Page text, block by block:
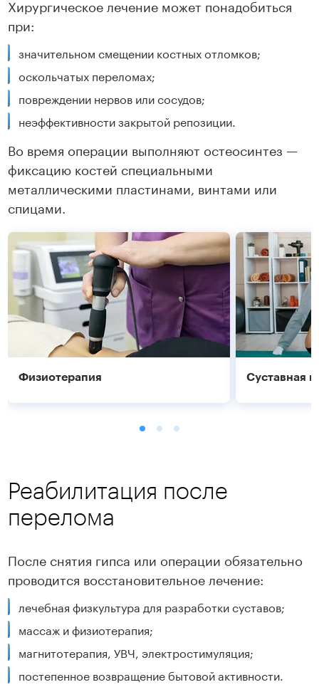
Хирургическое лечение может понадобиться
при:
значительном смещении костных отломков;
оскольчатых переломах;
повреждении нервов или сосудов;
неэффективности закрытой репозиции.
Во время операции выполняют остеосинтез —
фиксацию костей специальными
металлическими пластинами, винтами или
спицами.
Физиотерапия
Подробнее
Суставная
Подробнее
Реабилитация после
перелома
После снятия гипса или операции обязательно
проводится восстановительное лечение:
лечебная физкультура для разработки суставов;
массаж и физиотерапия;
магнитотерапия, УВЧ, электростимуляция;
постепенное возвращение бытовой активности.